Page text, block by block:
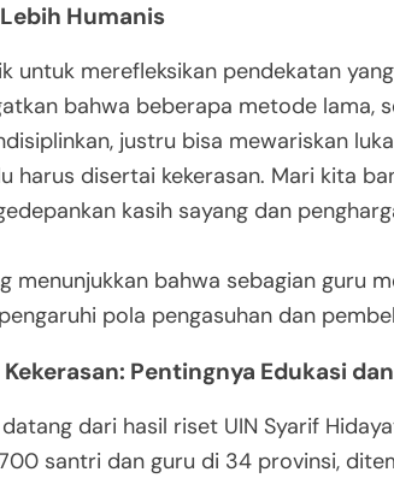
Humanis
untuk merefleksikan pendekatan
bahwa beberapa metode lama,
justru bisa mewariskan
harus disertai kekerasan. Mari kita
kasih sayang dan
menunjukkan bahwa sebagian guru
pola pengasuhan dan
Pentingnya Edukasi
dari hasil riset UIN Syarif
santri dan guru di 34 provinsi,